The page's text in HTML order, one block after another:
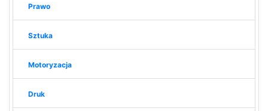
Prawo
Sztuka
Motoryzacja
Druk